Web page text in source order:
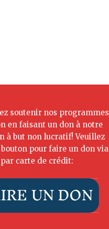
soutenir nos programmes
en faisant un don à notre
à but non lucratif! Veuillez
pour faire un don via
carte de crédit: